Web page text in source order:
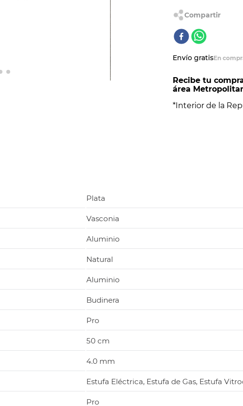
Envío gratisEn
Recibe tu
área
*Interior de la
Plata
Vasconia
Aluminio
Natural
Aluminio
Budinera
Pro
50 cm
4.0 mm
Estufa Eléctrica, Estufa de Gas, Estufa
Pro